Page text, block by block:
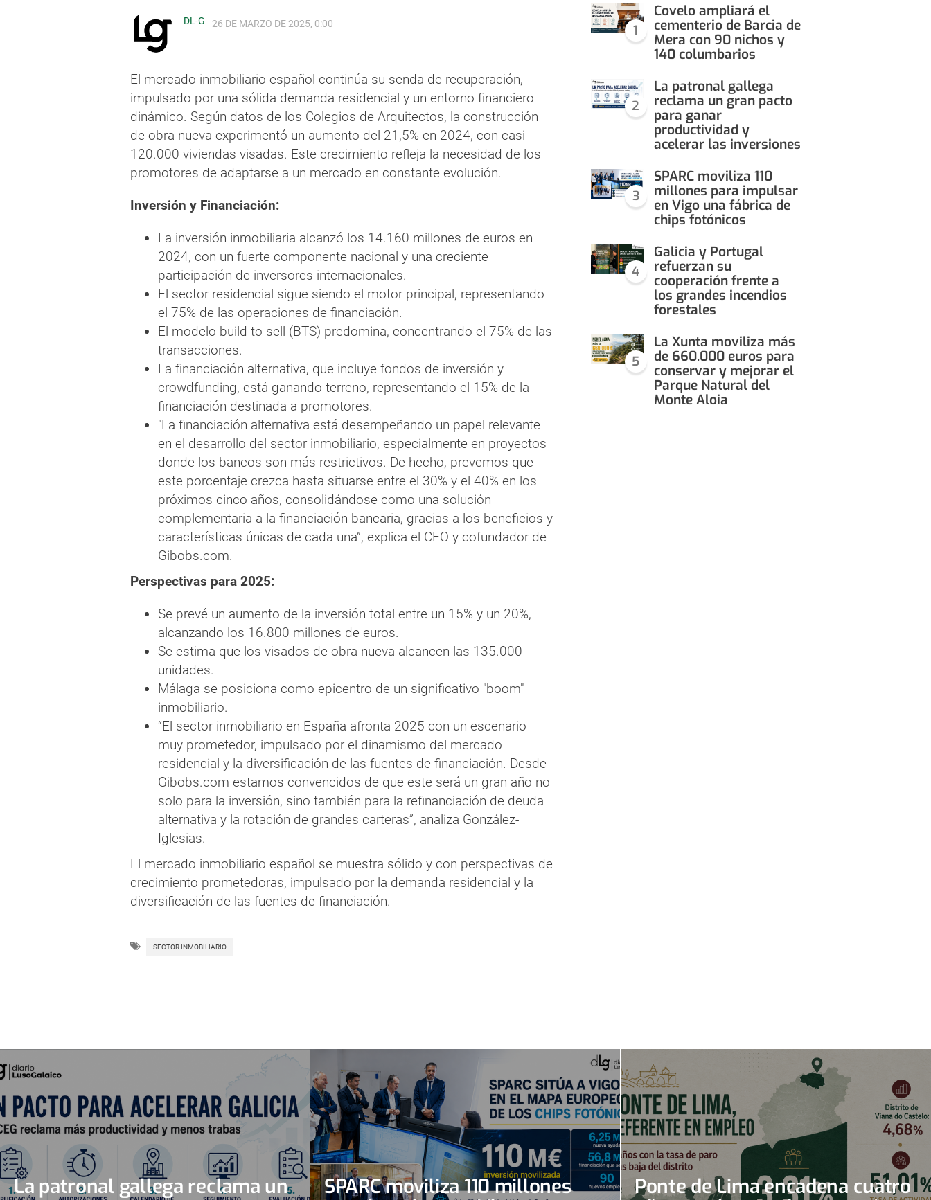
DL-G 26 DE MARZO DE 2025, 0:00
El mercado inmobiliario español continúa su senda de recuperación,
impulsado por una sólida demanda residencial y un entorno financiero
dinámico. Según datos de los Colegios de Arquitectos, la construcción
de obra nueva experimentó un aumento del 21,5% en 2024, con casi
120.000 viviendas visadas. Este crecimiento refleja la necesidad de los
promotores de adaptarse a un mercado en constante evolución.
Inversión y Financiación:
La inversión inmobiliaria alcanzó los 14.160 millones de euros en
2024, con un fuerte componente nacional y una creciente
participación de inversores internacionales.
El sector residencial sigue siendo el motor principal, representando
el 75% de las operaciones de financiación.
El modelo build-to-sell (BTS) predomina, concentrando el 75% de las
transacciones.
La financiación alternativa, que incluye fondos de inversión y
crowdfunding, está ganando terreno, representando el 15% de la
financiación destinada a promotores.
"La financiación alternativa está desempeñando un papel relevante
en el desarrollo del sector inmobiliario, especialmente en proyectos
donde los bancos son más restrictivos. De hecho, prevemos que
este porcentaje crezca hasta situarse entre el 30% y el 40% en los
próximos cinco años, consolidándose como una solución
complementaria a la financiación bancaria, gracias a los beneficios y
características únicas de cada una”, explica el CEO y cofundador de
Gibobs.com.
Perspectivas para 2025:
Se prevé un aumento de la inversión total entre un 15% y un 20%,
alcanzando los 16.800 millones de euros.
Se estima que los visados de obra nueva alcancen las 135.000
unidades.
Málaga se posiciona como epicentro de un significativo "boom"
inmobiliario.
“El sector inmobiliario en España afronta 2025 con un escenario
muy prometedor, impulsado por el dinamismo del mercado
residencial y la diversificación de las fuentes de financiación. Desde
Gibobs.com estamos convencidos de que este será un gran año no
solo para la inversión, sino también para la refinanciación de deuda
alternativa y la rotación de grandes carteras”, analiza González-
Iglesias.
El mercado inmobiliario español se muestra sólido y con perspectivas de
crecimiento prometedoras, impulsado por la demanda residencial y la
diversificación de las fuentes de financiación.
SECTOR INMOBILIARIO
1
Covelo ampliará el
cementerio de Barcia de
Mera con 90 nichos y
140 columbarios
2
La patronal gallega
reclama un gran pacto
para ganar
productividad y
acelerar las inversiones
3
SPARC moviliza 110
millones para impulsar
en Vigo una fábrica de
chips fotónicos
4
Galicia y Portugal
refuerzan su
cooperación frente a
los grandes incendios
forestales
5
La Xunta moviliza más
de 660.000 euros para
conservar y mejorar el
Parque Natural del
Monte Aloia
La patronal gallega reclama un
SPARC moviliza 110 millones
Ponte de Lima encadena cuatro